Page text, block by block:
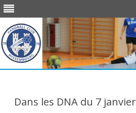
Dans les DNA du 7